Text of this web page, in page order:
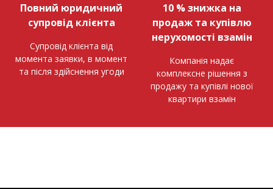
Повний юридичний
супровід клієнта
Супровід клієнта від
момента заявки, в момент
та після здійснення угоди
10 % знижка на
продаж та купівлю
нерухомості взамін
Компанія надає
комплексне рішення з
продажу та купівлі нової
квартири взамін